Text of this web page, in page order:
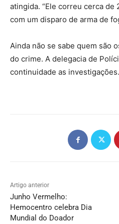
atingida. “Ele correu cerca
com um disparo de arma de
Ainda não se sabe quem são
do crime. A delegacia de
continuidade as investigações.
Artigo anterior
Junho Vermelho:
Hemocentro celebra Dia
Mundial do Doador